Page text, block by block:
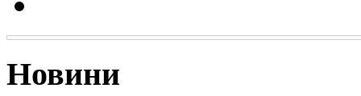
Новини